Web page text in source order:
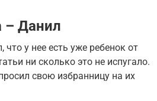
Данил
у нее есть уже ребенок от
ни сколько это не испугало.
свою избранницу на их